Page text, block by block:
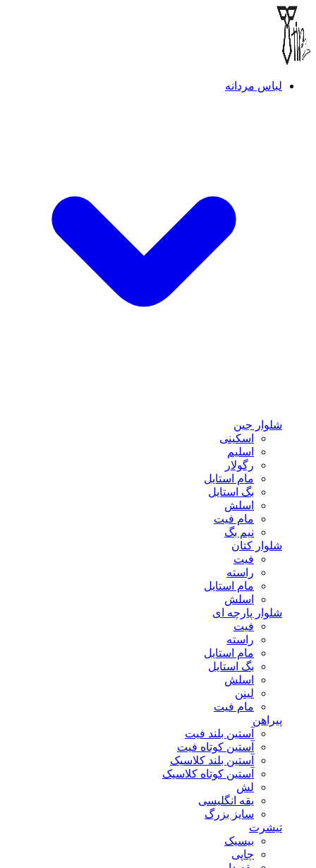
لباس مردانه
شلوار جین
اسکینی
اسلیم
رگولار
مام استایل
بگ استایل
اسلش
مام فیت
نیم بگ
شلوار کتان
فیت
راسته
مام استایل
اسلش
شلوار پارچه ای
فیت
راسته
مام استایل
بگ استایل
اسلش
لینن
مام فیت
پیراهن
آستین بلند فیت
آستین کوتاه فیت
آستین بلند کلاسیک
آستین کوتاه کلاسیک
لش
یقه انگلیسی
سایز بزرگ
تیشرت
بیسیک
چاپی